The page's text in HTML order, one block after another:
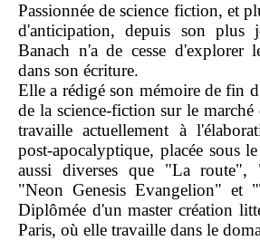
Passionnée de science fiction, et
d'anticipation, depuis son plus
Banach n'a de cesse d'explorer
dans son écriture.
Elle a rédigé son mémoire de fin
de la science-fiction sur le
travaille actuellement à
post-apocalyptique, placée sous
aussi diverses que "La route",
"Neon Genesis Evangelion" et
Diplômée d'un master création
Paris, où elle travaille dans le